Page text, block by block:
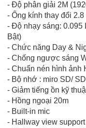
- Độ phân giải 2M
- Ống kính thay đổi 2.8
- Độ nhạy sáng: 0.095
Bật)
- Chức năng Day &
- Chống ngược sáng
- Chuẩn nén hình ảnh
- Bộ nhớ : miro SD/
- Giảm tiếng ồn kỹ
- Hồng ngoại 20m
- Built-in mic
- Hallway view support